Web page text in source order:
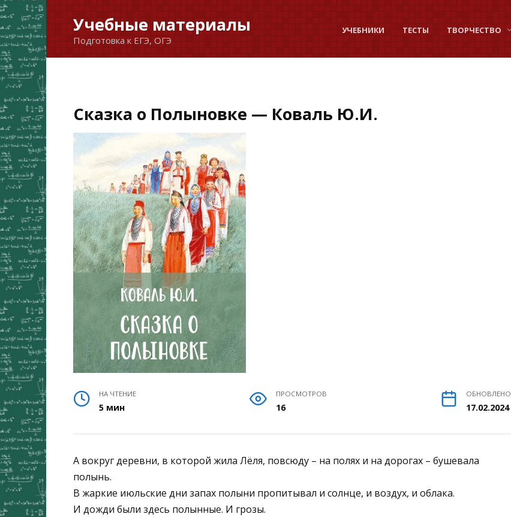
Перейти
к
содержанию
Учебные материалы
Подготовка к ЕГЭ, ОГЭ
УЧЕБНИКИ ТЕСТЫ ТВОРЧЕСТВО
Сказка о Полыновке — Коваль Ю.И.
НА ЧТЕНИЕ
5 мин
ПРОСМОТРОВ
16
ОБНОВЛЕНО
17.02.2024
А вокруг деревни, в которой жила Лёля, повсюду – на полях и на дорогах – бушевала
полынь.
В жаркие июльские дни запах полыни пропитывал и солнце, и воздух, и облака.
И дожди были здесь полынные. И грозы.